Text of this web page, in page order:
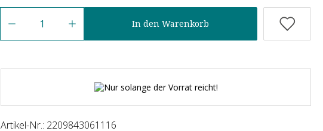
In den Warenkorb
Nur solange der Vorrat reicht!
Artikel-Nr.: 2209843061116